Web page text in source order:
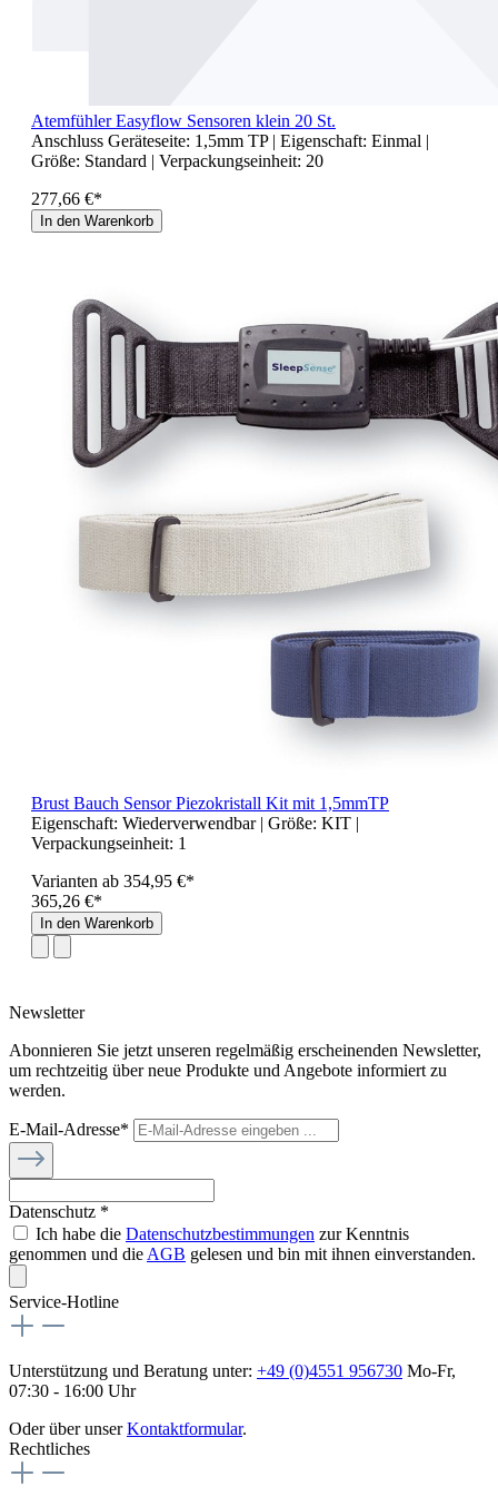
Atemfühler Easyflow Sensoren klein 20 St.
Anschluss Geräteseite: 1,5mm TP | Eigenschaft: Einmal |
Größe: Standard | Verpackungseinheit: 20
277,66 €*
In den Warenkorb
Brust Bauch Sensor Piezokristall Kit mit 1,5mmTP
Eigenschaft: Wiederverwendbar | Größe: KIT |
Verpackungseinheit: 1
Varianten ab 354,95 €*
365,26 €*
In den Warenkorb
Newsletter
Abonnieren Sie jetzt unseren regelmäßig erscheinenden Newsletter,
um rechtzeitig über neue Produkte und Angebote informiert zu
werden.
E-Mail-Adresse*
Datenschutz *
Ich habe die Datenschutzbestimmungen zur Kenntnis
genommen und die AGB gelesen und bin mit ihnen einverstanden.
Service-Hotline
Unterstützung und Beratung unter: +49 (0)4551 956730 Mo-Fr,
07:30 - 16:00 Uhr
Oder über unserKontaktformular.
Rechtliches